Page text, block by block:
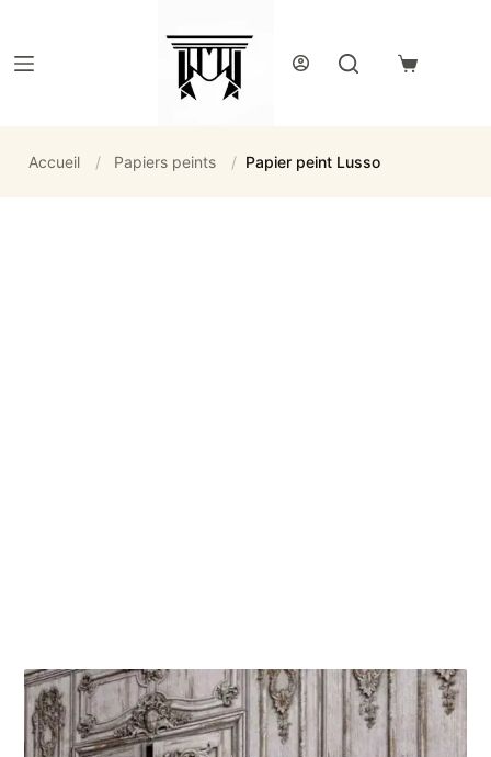
Panier
Accueil / Papiers peints / Papier peint Lusso